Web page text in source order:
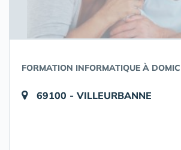
FORMATION INFORMATIQUE À
69100 - VILLEURBANNE